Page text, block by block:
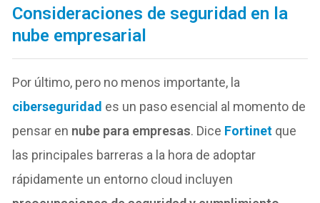
Consideraciones de seguridad en la
nube empresarial
Por último, pero no menos importante, la
ciberseguridad es un paso esencial al momento de
pensar en nube para empresas. Dice Fortinet que
las principales barreras a la hora de adoptar
rápidamente un entorno cloud incluyen